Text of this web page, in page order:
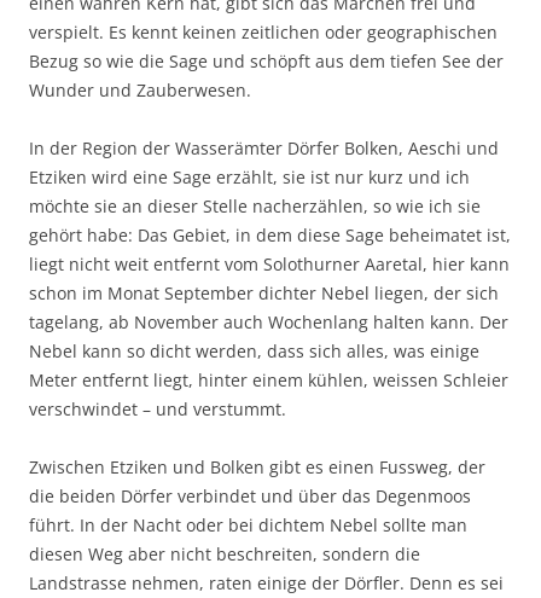
verspielt. Es kennt keinen zeitlichen oder geographischen
Bezug so wie die Sage und schöpft aus dem tiefen See der
Wunder und Zauberwesen.
In der Region der Wasserämter Dörfer Bolken, Aeschi und
Etziken wird eine Sage erzählt, sie ist nur kurz und ich
möchte sie an dieser Stelle nacherzählen, so wie ich sie
gehört habe: Das Gebiet, in dem diese Sage beheimatet ist,
liegt nicht weit entfernt vom Solothurner Aaretal, hier kann
schon im Monat September dichter Nebel liegen, der sich
tagelang, ab November auch Wochenlang halten kann. Der
Nebel kann so dicht werden, dass sich alles, was einige
Meter entfernt liegt, hinter einem kühlen, weissen Schleier
verschwindet – und verstummt.
Zwischen Etziken und Bolken gibt es einen Fussweg, der
die beiden Dörfer verbindet und über das Degenmoos
führt. In der Nacht oder bei dichtem Nebel sollte man
diesen Weg aber nicht beschreiten, sondern die
Landstrasse nehmen, raten einige der Dörfler. Denn es sei